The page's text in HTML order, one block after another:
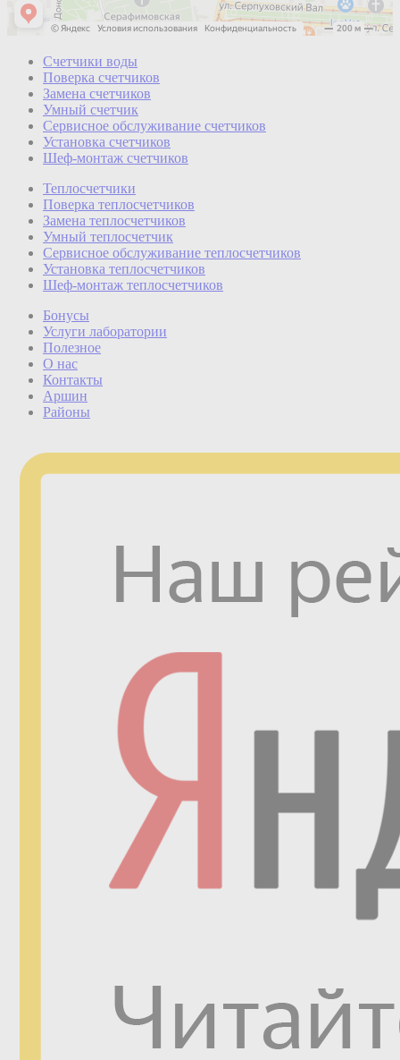
Счетчики воды
Поверка счетчиков
Замена счетчиков
Умный счетчик
Сервисное обслуживание счетчиков
Установка счетчиков
Шеф-монтаж счетчиков
Теплосчетчики
Поверка теплосчетчиков
Замена теплосчетчиков
Умный теплосчетчик
Сервисное обслуживание теплосчетчиков
Установка теплосчетчиков
Шеф-монтаж теплосчетчиков
Бонусы
Услуги лаборатории
Полезное
О нас
Контакты
Аршин
Районы